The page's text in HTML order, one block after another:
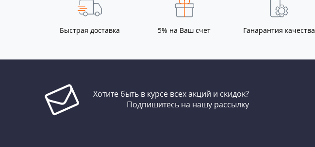
Быстрая доставка 5% на Ваш счет Ганарантия качества
Хотите быть в курсе всех акций и скидок?
Подпишитесь на нашу рассылку